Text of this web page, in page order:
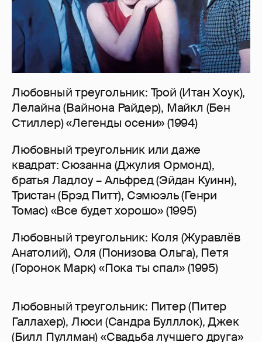
Любовный треугольник: Трой (Итан Хоук),
Лелайна (Вайнона Райдер), Майкл (Бен
Стиллер) «Легенды осени» (1994)
Любовный треугольник или даже
квадрат: Сюзанна (Джулия Ормонд),
братья Ладлоу – Альфред (Эйдан Куинн),
Тристан (Брэд Питт), Сэмюэль (Генри
Томас) «Все будет хорошо» (1995)
Любовный треугольник: Коля (Журавлёв
Анатолий), Оля (Понизова Ольга), Петя
(Горонок Марк) «Пока ты спал» (1995)
Любовный треугольник: Питер (Питер
Галлахер), Люси (Сандра Булллок), Джек
(Билл Пуллман) «Свадьба лучшего друга»